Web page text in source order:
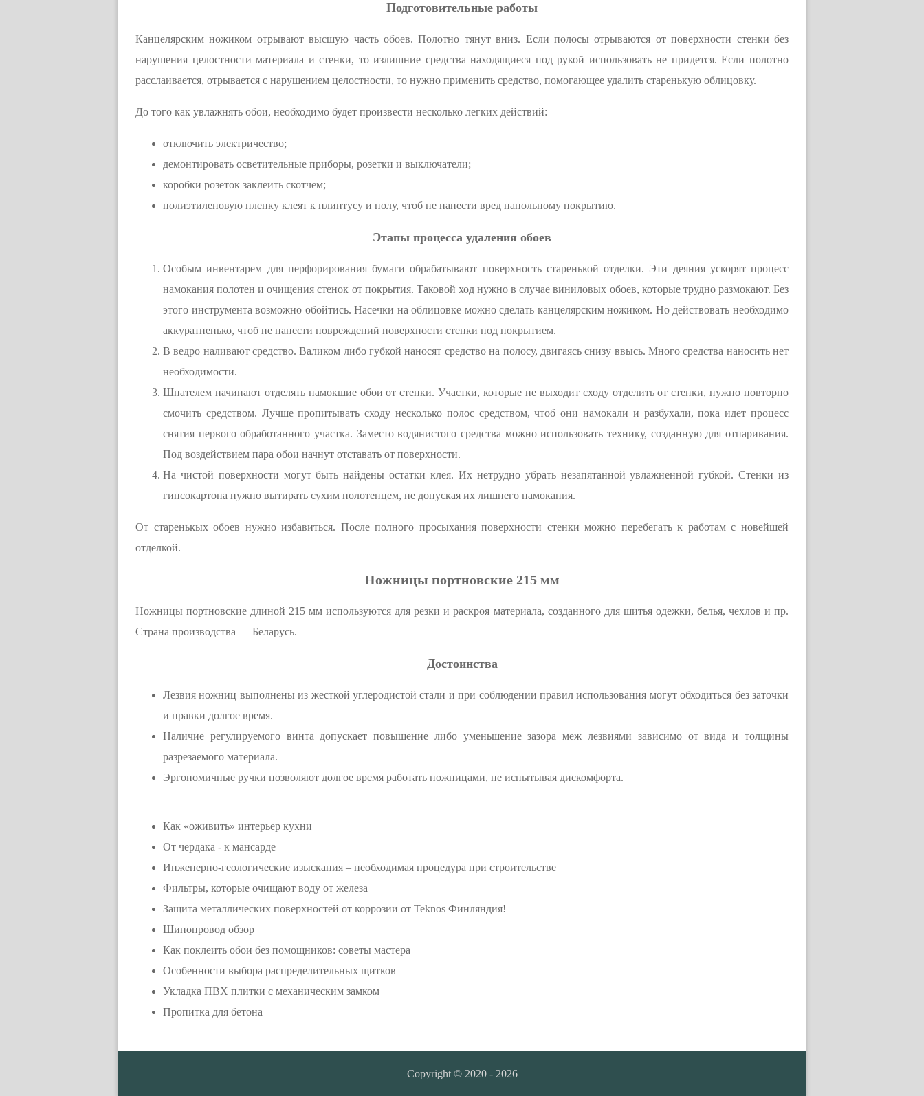
Подготовительные работы
Канцелярским ножиком отрывают высшую часть обоев. Полотно тянут вниз. Если полосы отрываются от поверхности стенки без
нарушения целостности материала и стенки, то излишние средства находящиеся под рукой использовать не придется. Если полотно
расслаивается, отрывается с нарушением целостности, то нужно применить средство, помогающее удалить старенькую облицовку.
До того как увлажнять обои, необходимо будет произвести несколько легких действий:
отключить электричество;
демонтировать осветительные приборы, розетки и выключатели;
коробки розеток заклеить скотчем;
полиэтиленовую пленку клеят к плинтусу и полу, чтоб не нанести вред напольному покрытию.
Этапы процесса удаления обоев
Особым инвентарем для перфорирования бумаги обрабатывают поверхность старенькой отделки. Эти деяния ускорят процесс
намокания полотен и очищения стенок от покрытия. Таковой ход нужно в случае виниловых обоев, которые трудно размокают. Без
этого инструмента возможно обойтись. Насечки на облицовке можно сделать канцелярским ножиком. Но действовать необходимо
аккуратненько, чтоб не нанести повреждений поверхности стенки под покрытием.
В ведро наливают средство. Валиком либо губкой наносят средство на полосу, двигаясь снизу ввысь. Много средства наносить нет
необходимости.
Шпателем начинают отделять намокшие обои от стенки. Участки, которые не выходит сходу отделить от стенки, нужно повторно
смочить средством. Лучше пропитывать сходу несколько полос средством, чтоб они намокали и разбухали, пока идет процесс
снятия первого обработанного участка. Заместо водянистого средства можно использовать технику, созданную для отпаривания.
Под воздействием пара обои начнут отставать от поверхности.
На чистой поверхности могут быть найдены остатки клея. Их нетрудно убрать незапятанной увлажненной губкой. Стенки из
гипсокартона нужно вытирать сухим полотенцем, не допуская их лишнего намокания.
От старенькых обоев нужно избавиться. После полного просыхания поверхности стенки можно перебегать к работам с новейшей
отделкой.
Ножницы портновские 215 мм
Ножницы портновские длиной 215 мм используются для резки и раскроя материала, созданного для шитья одежки, белья, чехлов и пр.
Страна производства — Беларусь.
Достоинства
Лезвия ножниц выполнены из жесткой углеродистой стали и при соблюдении правил использования могут обходиться без заточки
и правки долгое время.
Наличие регулируемого винта допускает повышение либо уменьшение зазора меж лезвиями зависимо от вида и толщины
разрезаемого материала.
Эргономичные ручки позволяют долгое время работать ножницами, не испытывая дискомфорта.
Как «оживить» интерьер кухни
От чердака - к мансарде
Инженерно-геологические изыскания – необходимая процедура при строительстве
Фильтры, которые очищают воду от железа
Защита металлических поверхностей от коррозии от Teknos Финляндия!
Шинопровод обзор
Как поклеить обои без помощников: советы мастера
Особенности выбора распределительных щитков
Укладка ПВХ плитки с механическим замком
Пропитка для бетона
Copyright © 2020 - 2026